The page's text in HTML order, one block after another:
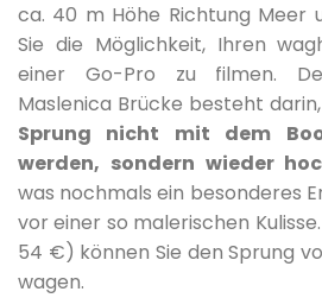
ca. 40 m Höhe Richtung Meer
Sie die Möglichkeit, Ihren
einer Go-Pro zu filmen.
Maslenica Brücke besteht
Sprung nicht mit dem
werden, sondern wieder
was nochmals ein besonderes
vor einer so malerischen
54 €) können Sie den Sprung
wagen.